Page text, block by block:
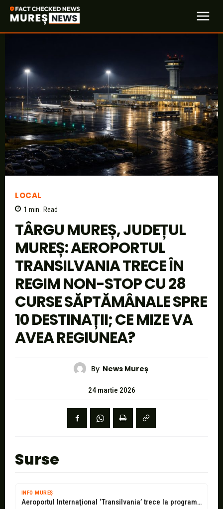
LOCAL
1 min. Read
TÂRGU MUREȘ, JUDEȚUL
MUREȘ: AEROPORTUL
TRANSILVANIA TRECE ÎN
REGIM NON-STOP CU 28
CURSE SĂPTĂMÂNALE SPRE
10 DESTINAȚII; CE MIZE VA
AVEA REGIUNEA?
By News Mureș
24 martie 2026
Surse
INFO MUREȘ
Aeroportul Internaţional ‘Transilvania’ trece la program non-stop